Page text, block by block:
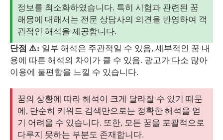
정보를 최소화하였습니다. 특히 시험과 관련된 꿈
해몽에 대해서는 전문 상담사의 의견을 반영하여 객
관적인 해석을 제공합니다.
단점 ⚠️: 일부 해석은 주관적일 수 있음, 세부적인 꿈 내
용에 따른 해석의 차이가 클 수 있음. 광고가 다소 많아
이용에 불편함을 느낄 수 있습니다.
꿈의 상황에 따라 해석이 크게 달라질 수 있기 때문
에, 단순히 키워드 검색만으로는 정확한 해석을 얻
기 어려울 수 있습니다. 또한, 모든 꿈을 포괄적으로
다루지 못하는 부분도 존재합니다.